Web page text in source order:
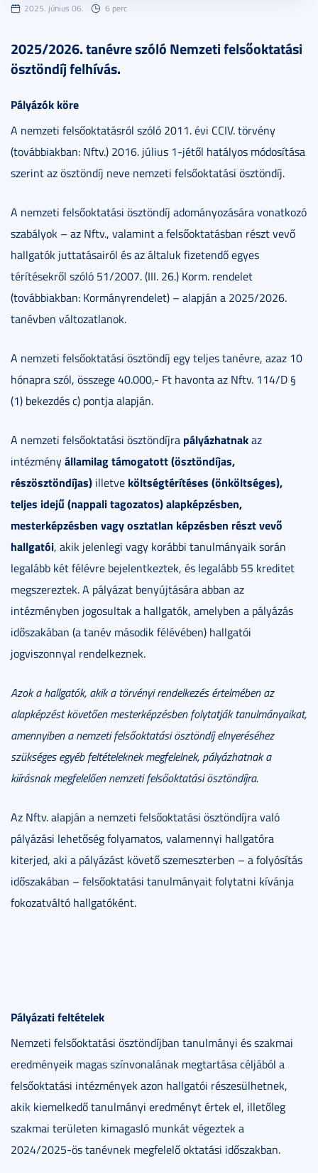
2025. június 06. 6 perc
2025/2026. tanévre szóló Nemzeti felsőoktatási
ösztöndíj felhívás.
Pályázók köre
A nemzeti felsőoktatásról szóló 2011. évi CCIV. törvény
(továbbiakban: Nftv.) 2016. július 1-jétől hatályos módosítása
szerint az ösztöndíj neve nemzeti felsőoktatási ösztöndíj.
A nemzeti felsőoktatási ösztöndíj adományozására vonatkozó
szabályok – az Nftv., valamint a felsőoktatásban részt vevő
hallgatók juttatásairól és az általuk fizetendő egyes
térítésekről szóló 51/2007. (III. 26.) Korm. rendelet
(továbbiakban: Kormányrendelet) – alapján a 2025/2026.
tanévben változatlanok.
A nemzeti felsőoktatási ösztöndíj egy teljes tanévre, azaz 10
hónapra szól, összege 40.000,- Ft havonta az Nftv. 114/D §
(1) bekezdés c) pontja alapján.
A nemzeti felsőoktatási ösztöndíjra pályázhatnakaz
intézményállamilag támogatott (ösztöndíjas,
részösztöndíjas) illetve költségtérítéses (önköltséges),
teljes idejű (nappali tagozatos) alapképzésben,
mesterképzésben vagy osztatlan képzésben részt vevő
hallgatói, akik jelenlegi vagy korábbi tanulmányaik során
legalább két félévre bejelentkeztek, és legalább 55 kreditet
megszereztek. A pályázat benyújtására abban az
intézményben jogosultak a hallgatók, amelyben a pályázás
időszakában (a tanév második félévében) hallgatói
jogviszonnyal rendelkeznek.
Azok a hallgatók, akik a törvényi rendelkezés értelmében az
alapképzést követően mesterképzésben folytatják tanulmányaikat,
amennyiben a nemzeti felsőoktatási ösztöndíj elnyeréséhez
szükséges egyéb feltételeknek megfelelnek, pályázhatnak a
kiírásnak megfelelően nemzeti felsőoktatási ösztöndíjra.
Az Nftv. alapján a nemzeti felsőoktatási ösztöndíjra való
pályázási lehetőség folyamatos, valamennyi hallgatóra
kiterjed, aki a pályázást követő szemeszterben – a folyósítás
időszakában – felsőoktatási tanulmányait folytatni kívánja
fokozatváltó hallgatóként.
Pályázati feltételek
Nemzeti felsőoktatási ösztöndíjban tanulmányi és szakmai
eredményeik magas színvonalának megtartása céljából a
felsőoktatási intézmények azon hallgatói részesülhetnek,
akik kiemelkedő tanulmányi eredményt értek el, illetőleg
szakmai területen kimagasló munkát végeztek a
2024/2025-ös tanévnek megfelelő oktatási időszakban.